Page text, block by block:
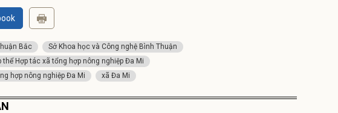
Bắc
Sở Khoa học và Công nghệ Bình Thuận
thể Hợp tác xã tổng hợp nông nghiệp Đa Mi
hợp nông nghiệp Đa Mi
xã Đa Mi